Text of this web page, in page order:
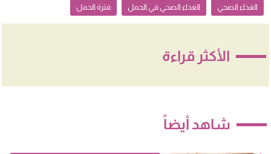
الغذاء الصحي الغذاء الصحي في الحمل فترة الحمل
الأكثر قراءة
شاهد أيضاً